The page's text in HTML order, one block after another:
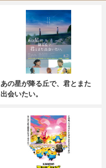
あの星が降る丘で、君とまた
出会いたい。